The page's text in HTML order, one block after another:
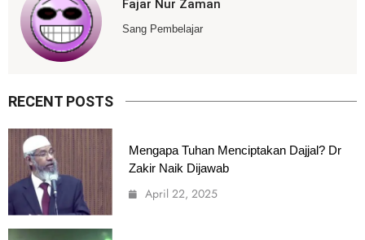
Fajar Nur Zaman
Sang Pembelajar
RECENT POSTS
Mengapa Tuhan Menciptakan Dajjal? Dr
Zakir Naik Dijawab
April 22, 2025